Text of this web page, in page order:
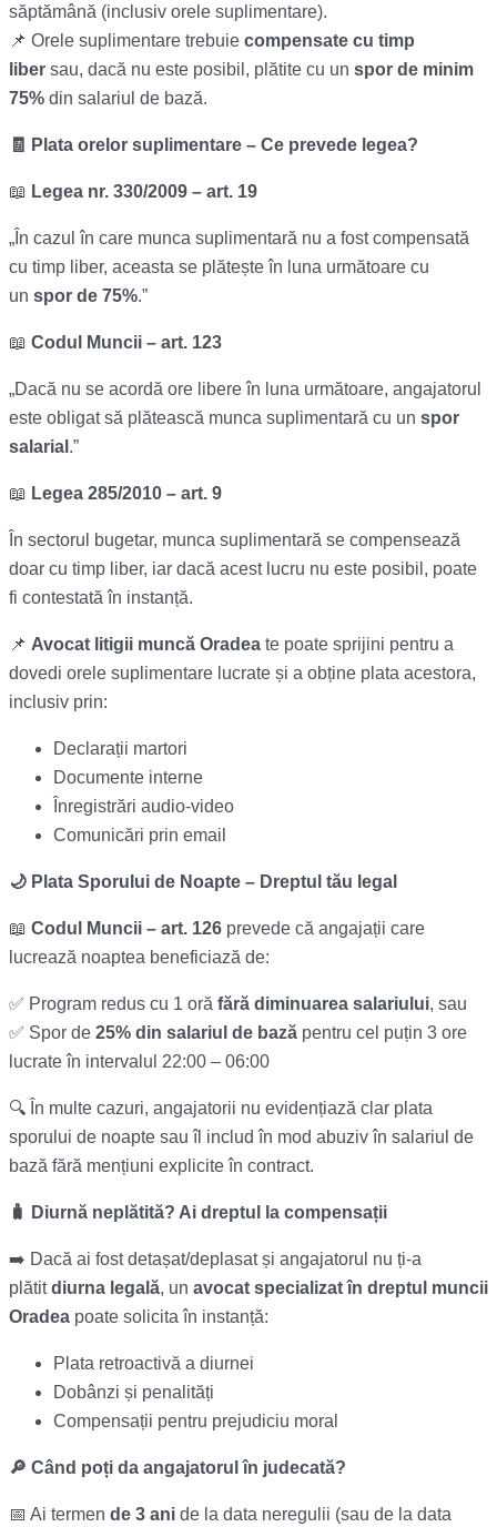
săptămână (inclusiv orele suplimentare).
📌 Orele suplimentare trebuie compensate cu timp
liber sau, dacă nu este posibil, plătite cu un spor de minim
75% din salariul de bază.
🧾 Plata orelor suplimentare – Ce prevede legea?
📖 Legea nr. 330/2009 – art. 19
„În cazul în care munca suplimentară nu a fost compensată
cu timp liber, aceasta se plătește în luna următoare cu
un spor de 75%.”
📖 Codul Muncii – art. 123
„Dacă nu se acordă ore libere în luna următoare, angajatorul
este obligat să plătească munca suplimentară cu un spor
salarial .”
📖 Legea 285/2010 – art. 9
În sectorul bugetar, munca suplimentară se compensează
doar cu timp liber, iar dacă acest lucru nu este posibil, poate
fi contestată în instanță.
📌 Avocat litigii muncă Oradea te poate sprijini pentru a
dovedi orele suplimentare lucrate și a obține plata acestora,
inclusiv prin:
Declarații martori
Documente interne
Înregistrări audio-video
Comunicări prin email
🌙 Plata Sporului de Noapte – Dreptul tău legal
📖 Codul Muncii – art. 126 prevede că angajații care
lucrează noaptea beneficiază de:
✅ Program redus cu 1 oră fără diminuarea salariului, sau
✅ Spor de 25% din salariul de bază pentru cel puțin 3 ore
lucrate în intervalul 22:00 – 06:00
🔍 În multe cazuri, angajatorii nu evidențiază clar plata
sporului de noapte sau îl includ în mod abuziv în salariul de
bază fără mențiuni explicite în contract.
🧳 Diurnă neplătită? Ai dreptul la compensații
➡️ Dacă ai fost detașat/deplasat și angajatorul nu ți-a
plătitdiurna legală, un avocat specializat în dreptul muncii
Oradea poate solicita în instanță:
Plata retroactivă a diurnei
Dobânzi și penalități
Compensații pentru prejudiciu moral
🔎 Când poți da angajatorul în judecată?
📅 Ai termen de 3 ani de la data neregulii (sau de la data